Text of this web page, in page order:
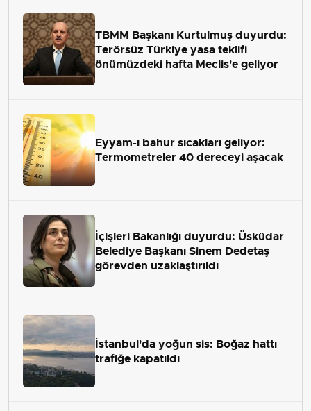
TBMM Başkanı Kurtulmuş duyurdu:
Terörsüz Türkiye yasa teklifi
önümüzdeki hafta Meclis'e geliyor
Eyyam-ı bahur sıcakları geliyor:
Termometreler 40 dereceyi aşacak
İçişleri Bakanlığı duyurdu: Üsküdar
Belediye Başkanı Sinem Dedetaş
görevden uzaklaştırıldı
İstanbul'da yoğun sis: Boğaz hattı
trafiğe kapatıldı